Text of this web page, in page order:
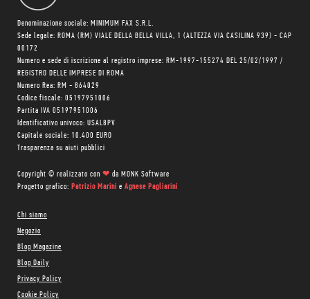
Denominazione sociale: MINIMUM FAX S.R.L.
Sede legale: ROMA (RM) VIALE DELLA BELLA VILLA, 1 (ALTEZZA VIA CASILINA 939) - CAP
00172
Numero e sede di iscrizione al registro imprese: RM-1997-155274 DEL 25/02/1997 /
REGISTRO DELLE IMPRESE DI ROMA
Numero Rea: RM - 864029
Codice fiscale: 05197951006
Partita IVA 05197951006
Identificativo univoco: USAL8PV
Capitale sociale: 10.400 EURO
Trasparenza su aiuti pubblici
Copyright © realizzato con ❤ da MONK Software
Progetto grafico: Patrizio Marini e Agnese Pagliarini
Chi siamo
Negozio
Blog Magazine
Blog Daily
Privacy Policy
Cookie Policy